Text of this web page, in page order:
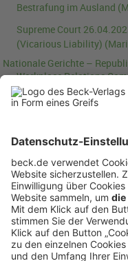
Bestrafung im Ausland
Supreme Court
(Vicarious Liability)
Nationale Gerichte –
Workplace Relations
generierte
Kühnel)
Cour de cassation
gerichtliche
Cour de cassation
Sicherheitskontrollen
Hastedt)
Cour de cassation
Disziplinarmaßnahmen
Schick)